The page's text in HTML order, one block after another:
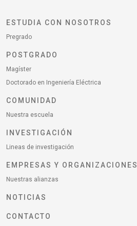
ESTUDIA CON NOSOTROS
Pregrado
POSTGRADO
Magíster
Doctorado en Ingeniería Eléctrica
COMUNIDAD
Nuestra escuela
INVESTIGACIÓN
Lineas de investigación
EMPRESAS Y ORGANIZACIONES
Nuestras alianzas
NOTICIAS
CONTACTO